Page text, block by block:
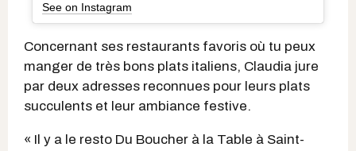
See on Instagram
Concernant ses restaurants favoris où tu peux
manger de très bons plats italiens, Claudia jure
par deux adresses reconnues pour leurs plats
succulents et leur ambiance festive.
« Il y a le resto Du Boucher à la Table à Saint-